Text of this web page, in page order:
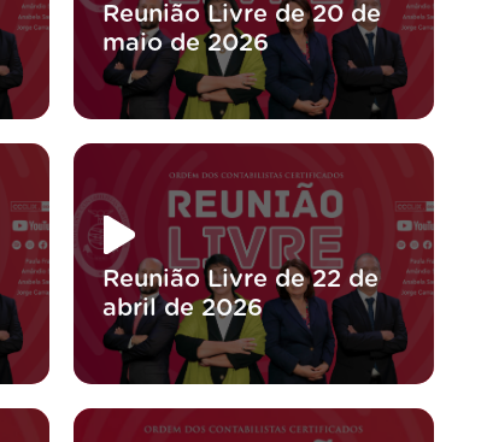
Reunião Livre de 20 de
maio de 2026
Reunião Livre de 22 de
abril de 2026